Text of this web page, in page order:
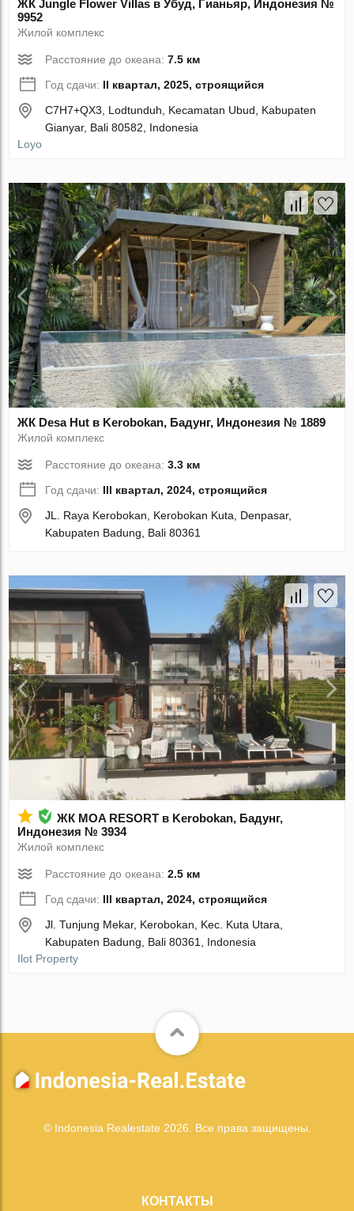
ЖК Jungle Flower Villas в Убуд, Гианьяр, Индонезия №
9952
Жилой комплекс
Расстояние до океана:7.5 км
Год сдачи: II квартал, 2025, строящийся
C7H7+QX3, Lodtunduh, Kecamatan Ubud, Kabupaten
Gianyar, Bali 80582, Indonesia
Loyo
ЖК Desa Hut в Kerobokan, Бадунг, Индонезия № 1889
Жилой комплекс
Расстояние до океана:3.3 км
Год сдачи: III квартал, 2024, строящийся
JL. Raya Kerobokan, Kerobokan Kuta, Denpasar,
Kabupaten Badung, Bali 80361
ЖК MOA RESORT в Kerobokan, Бадунг,
Индонезия № 3934
Жилой комплекс
Расстояние до океана:2.5 км
Год сдачи: III квартал, 2024, строящийся
Jl. Tunjung Mekar, Kerobokan, Kec. Kuta Utara,
Kabupaten Badung, Bali 80361, Indonesia
Ilot Property
© Indonesia Realestate 2026. Все права защищены.
КОНТАКТЫ